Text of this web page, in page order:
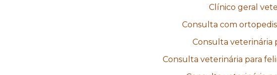
Clínico geral
Consulta com
Consulta veterinária
Consulta veterinária para